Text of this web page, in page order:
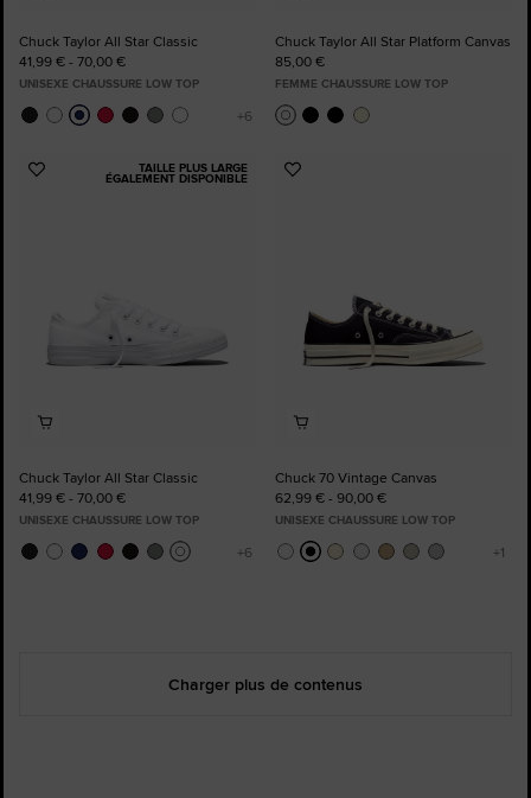
Chuck Taylor All Star Classic
41,99 € - 70,00 €
UNISEXE CHAUSSURE LOW TOP
Chuck Taylor All Star Platform Canvas
85,00 €
FEMME CHAUSSURE LOW TOP
TAILLE PLUS LARGE
ÉGALEMENT DISPONIBLE
Ajouter
Chuck Taylor All Star Classic
41,99 € - 70,00 €
UNISEXE CHAUSSURE LOW TOP
Ajouter
Chuck 70 Vintage Canvas
62,99 € - 90,00 €
UNISEXE CHAUSSURE LOW TOP
Charger plus de contenus